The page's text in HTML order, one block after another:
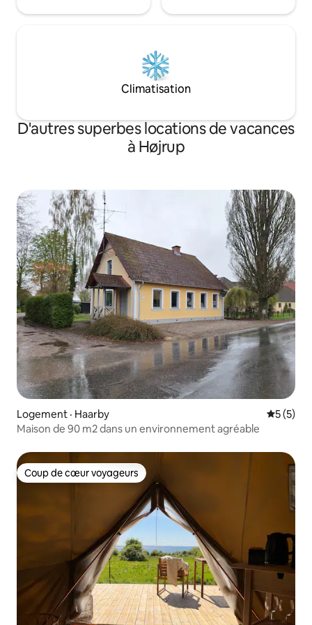
Climatisation
D'autres superbes locations de vacances
à Højrup
Logement · Haarby Note
5 (5)
Maison de 90 m2 dans un environnement agréable
Coup de cœur voyageurs
Coup de cœur voyageurs